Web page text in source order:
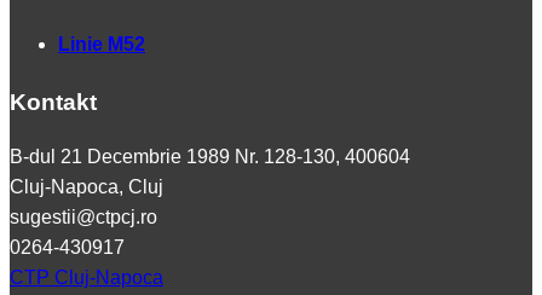
Linie M52
Kontakt
B-dul 21 Decembrie 1989 Nr. 128-130, 400604
Cluj-Napoca, Cluj
sugestii@ctpcj.ro
0264-430917
CTP Cluj-Napoca